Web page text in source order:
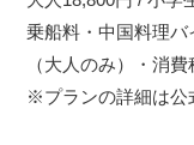
乗船料・中国料理
（大人のみ）・消費
※プランの詳細は公